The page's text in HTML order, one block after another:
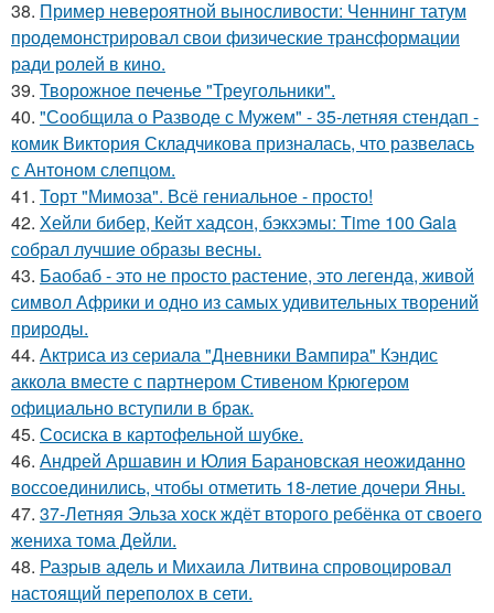
38. Пример невероятной выносливости: Ченнинг татум
продемонстрировал свои физические трансформации
ради ролей в кино.
39. Творожное печенье "Треугольники".
40. "Сообщила о Разводе с Мужем" - 35-летняя стендап -
комик Виктория Складчикова призналась, что развелась
с Антоном слепцом.
41. Торт "Мимоза". Всё гениальное - просто!
42. Хейли бибер, Кейт хадсон, бэкхэмы: Time 100 Gala
собрал лучшие образы весны.
43. Баобаб - это не просто растение, это легенда, живой
символ Африки и одно из самых удивительных творений
природы.
44. Актриса из сериала "Дневники Вампира" Кэндис
аккола вместе с партнером Стивеном Крюгером
официально вступили в брак.
45. Сосиска в картофельной шубке.
46. Андрей Аршавин и Юлия Барановская неожиданно
воссоединились, чтобы отметить 18-летие дочери Яны.
47. 37-Летняя Эльза хоск ждёт второго ребёнка от своего
жениха тома Дейли.
48. Разрыв адель и Михаила Литвина спровоцировал
настоящий переполох в сети.